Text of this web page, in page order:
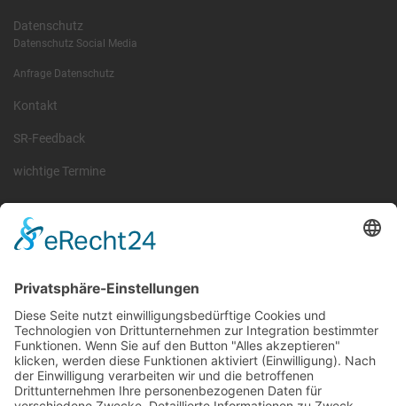
Datenschutz
Datenschutz Social Media
Anfrage Datenschutz
Kontakt
SR-Feedback
wichtige Termine
Information
Sachsen und Thüringen. Er ist als eingetragener Verein tätig und
gleichzeitig Veranstalter der Spiele der Regionalliga in
verschiedenen Ligen.